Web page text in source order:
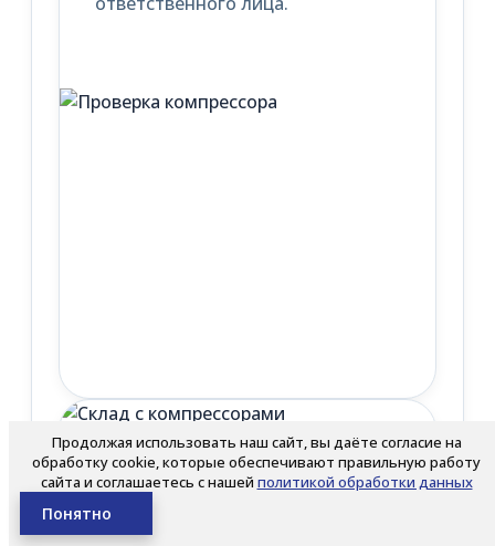
Продолжая использовать наш сайт, вы даёте согласие на
обработку cookie, которые обеспечивают правильную работу
сайта и соглашаетесь с нашей политикой обработки данных
Понятно